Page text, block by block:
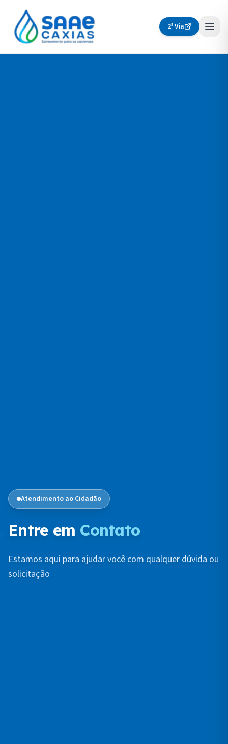
2ª Via
Atendimento ao Cidadão
Entre em Contato
Estamos aqui para ajudar você com qualquer dúvida ou
solicitação